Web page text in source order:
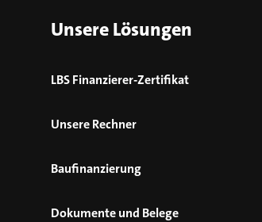
Unsere Lösungen
LBS Finanzierer-Zertifikat
Unsere Rechner
Baufinanzierung
Dokumente und Belege